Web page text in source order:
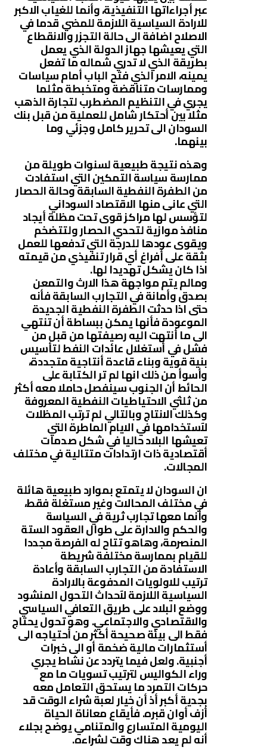
عبر أجراءاتها التنفيذية، وأنما للغياب الاكبر
للارادة السياسية اللازمة للمضي قدما في
الاصلاح اضافة الى حالة التجزر والانقطاع
التي يعيشها جهاز الدولة الذي يعمل
بطريقة الذي لا تدري شماله ما تفعل
يمينه، الامر الذي فتح الباب أمام سياسات
وممارسات متناقضة ومتخبطة مثلما
يجري في التنظيم المضطرب لتجارة الذهب
مثلا بين أحتكار شامل للعملية من قبل بنك
السودان الى تحرير كامل وجزئي وما
بينهما.
وهذه نتيجة طبيعية لسنوات طويلة من
ممارسة سياسة التمكين التي استفادت
من الطفرة النفطية السابقة وحالة الحصار
التي عانى منها الاقتصاد السوداني
لتؤسس لها مراكز قوى تحت مظلة أيجاد
منافذ موازية لتحدي الحصار ولتتضخم
ويقوى عودها للدرجة التي تدفعها للعمل
بثقة على أفراغ أي قرار تنفيذي من قيمته
اذا كان يشكل تهديدا لها.
ومالم يتم مواجهة هذا الارث والتمعن
بصدق وأمانة في التجارب السابقة فأنه
حتى اذا حدثت الطفرة النفطية الجديدة
الموعودة فأنها يمكن ببساطة أن تنتهي
الى ما أنتهت اليه رصيفتها من قبل من
فشل في أستغلال عائدات النفط لتأسيس
بنية قوية وبناء قاعدة أنتاجية متجددة،
وأسوأ من ذلك انها لم تر الكتابة على
الحائط أن الجنوب سينفصل حاملا معه أكثر
من ثلثي الاحتياطيات النفطية المعروفة
وكذلك الانتاج وبالتالي لم ترتب المظلات
لآستخدامها في الايام الماطرة التي
تعيشها البلاد حاليا في شكل صدمات
أقتصادية ذات ارتدادات متتالية في مختلف
المجالات.
ان السودان لا يتمتع بموارد طبيعية هائلة
في مختلف المحالات وغير مستغلة فقط،
وأنما معها تجارب ثرية في السياسة
والحكم والادارة على طوال العقود الستة
المنصرمة، وهاهو تتاح له الفرصة مجددا
للقيام بممارسة مختلفة شريطة
الاستفادة من التجارب السابقة وأعادة
ترتيب للاولويات المدفوعة بالارادة
السياسية اللازمة لآحداث التحول المنشود
ووضع البلاد على طريق التعافي السياسي
والاقتصادي والاجتماعي. وهو تحول يحتاج
فقط الى بيئة صحيحة أكثر من أحتياجه الى
أستثمارات مالية ضخمة أو الى خبرات
أجنبية. ولعل فيما يتردد عن نشاط يجري
وراء الكواليس لترتيب تسويات ما مع
حركات التمرد ما يستحق التعامل معه
بجدية أكبر أذ أن خيار لعبة شراء الوقت قد
أزف أوان قبره. فأيقاع معاناة الحياة
اليومية المتسارع والمتنامي يوضح بجلاء
أنه لم يعد هناك وقت لشراءه.